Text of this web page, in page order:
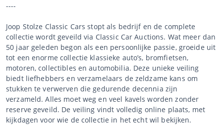
----
Joop Stolze Classic Cars stopt als bedrijf en de complete
collectie wordt geveild via Classic Car Auctions. Wat meer dan
50 jaar geleden begon als een persoonlijke passie, groeide uit
tot een enorme collectie klassieke auto’s, bromfietsen,
motoren, collectibles en automobilia. Deze unieke veiling
biedt liefhebbers en verzamelaars de zeldzame kans om
stukken te verwerven die gedurende decennia zijn
verzameld. Alles moet weg en veel kavels worden zonder
reserve geveild. De veiling vindt volledig online plaats, met
kijkdagen voor wie de collectie in het echt wil bekijken.